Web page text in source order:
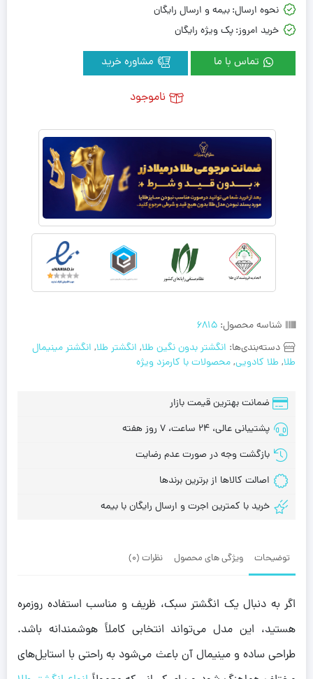
شناسه محصول: 6815
دسته‌بندی‌ها: انگشتر بدون نگین طلا, انگشتر طلا, انگشتر مینیمال
طلا, طلا کادویی,محصولات با کارمزد ویژه
نحوه ارسال:بیمه و ارسال رایگان
خرید امروز:پک ویژه رایگان
تماس با ما
ضمانت بهترین قیمت بازار
پشتیبانی عالی، 24 ساعت، 7 روز هفته
بازگشت وجه در صورت عدم رضایت
اصالت کالاها از برترین برندها
خرید با کمترین اجرت و ارسال رایگان با بیمه
ناموجود
توضیحات ویژگی های محصول نظرات (0)
اگر به دنبال یک انگشتر سبک، ظریف و مناسب استفاده روزمره
هستید، این مدل می‌تواند انتخابی کاملاً هوشمندانه باشد.
طراحی ساده و مینیمال آن باعث می‌شود به راحتی با استایل‌های